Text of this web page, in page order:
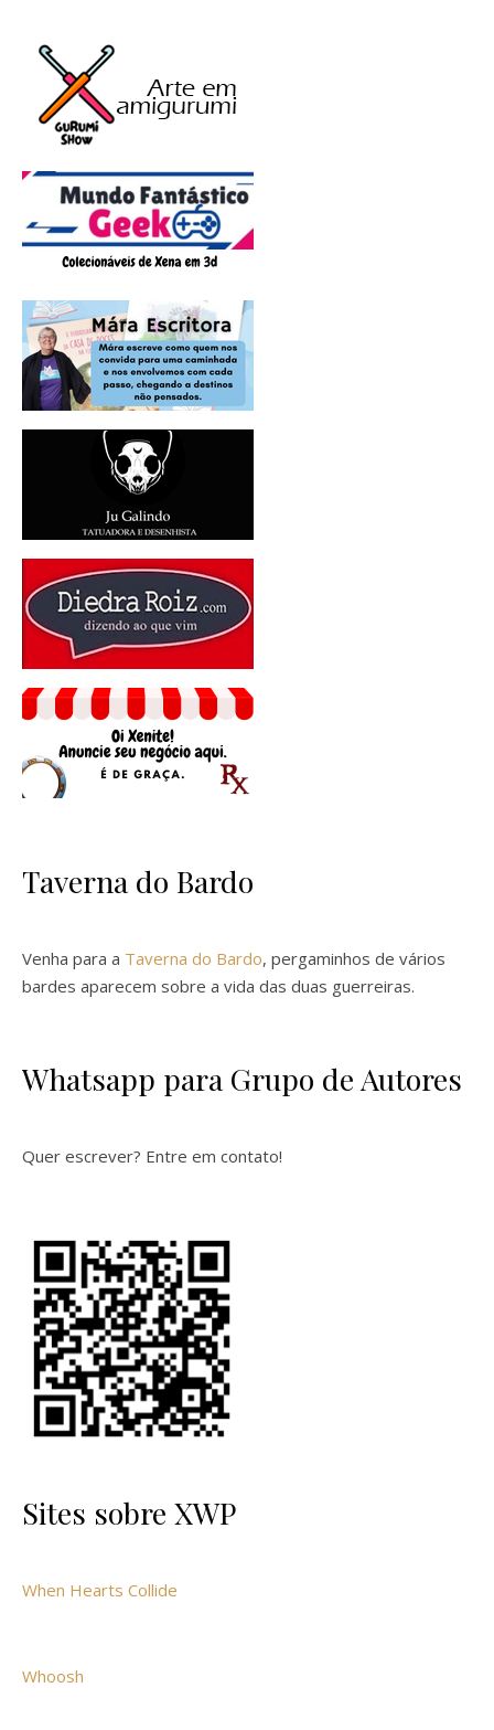
Taverna do Bardo
Venha para a Taverna do Bardo, pergaminhos de vários
bardes aparecem sobre a vida das duas guerreiras.
Whatsapp para Grupo de Autores
Quer escrever? Entre em contato!
Sites sobre XWP
When Hearts Collide
Whoosh